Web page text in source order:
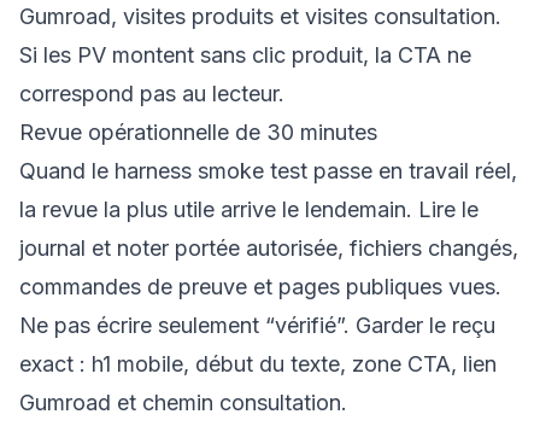
Gumroad, visites produits et visites consultation.
Si les PV montent sans clic produit, la CTA ne
correspond pas au lecteur.
Revue opérationnelle de 30 minutes
Quand le harness smoke test passe en travail réel,
la revue la plus utile arrive le lendemain. Lire le
journal et noter portée autorisée, fichiers changés,
commandes de preuve et pages publiques vues.
Ne pas écrire seulement “vérifié”. Garder le reçu
exact : h1 mobile, début du texte, zone CTA, lien
Gumroad et chemin consultation.